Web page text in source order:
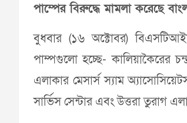
পাম্পের বিরুদ্ধে মামলা করেছে
বুধবার (১৬ অক্টোবর)
পাম্পগুলো হচ্ছে- কালিয়াকৈরের
এলাকার মেসার্স স্যাম
সার্ভিস সেন্টার এবং উত্তরা তুরাগ